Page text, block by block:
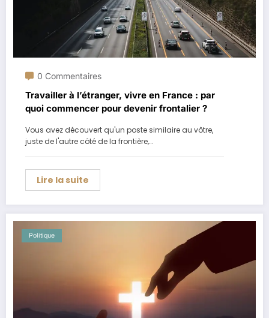
0 Commentaires
Travailler à l’étranger, vivre en France : par
quoi commencer pour devenir frontalier ?
Vous avez découvert qu'un poste similaire au vôtre,
juste de l'autre côté de la frontière,…
Lire la suite
Politique